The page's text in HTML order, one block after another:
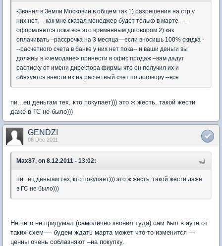
-Звонил в Земли Московии в общем так 1) разрешения на стр.у
них нет, -- как мне сказал менеджер будет только в марте ----
оформляется пока все это временным договором 2) как
оплачивать –рассрочка на 3 месяца—если вносишь 100% скидка -
--расчетного счета в банке у них нет пока-- и ваши деньги вы
должны в «чемодане» принести в офис продаж –вам дадут
расписку от имени директора фирмы что он получил их и
обязуется внести их на расчетный счет по договору --все
пи...ец деньгам тех, кто покупает))) это ж жесть, такой жести
даже в ГС не было)))
GENDZI
08 Dec 2011
Max87, on 8.12.2011 - 13:02:
пи...ец деньгам тех, кто покупает))) это ж жесть, такой жести даже
в ГС не было)))
Не чего не придумал (самолично звонил туда) сам был в ауте от
таких схем---- будем ждать марта может что-то изменится ---
ценны очень соблазняют –на покупку.